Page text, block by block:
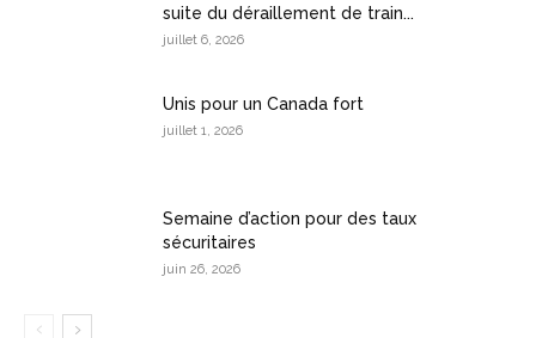
suite du déraillement de train...
juillet 6, 2026
Unis pour un Canada fort
juillet 1, 2026
Semaine d’action pour des taux
sécuritaires
juin 26, 2026